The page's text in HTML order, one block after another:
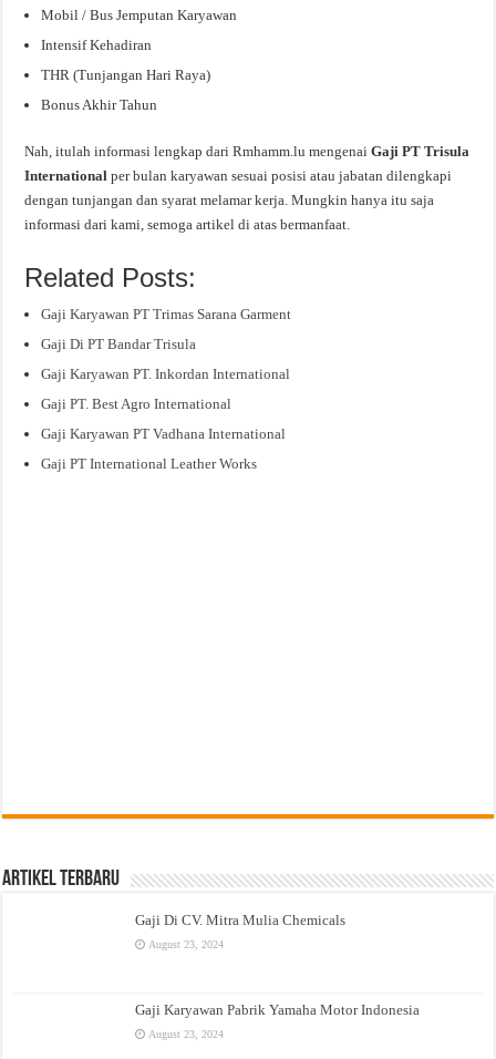
Mobil / Bus Jemputan Karyawan
Intensif Kehadiran
THR (Tunjangan Hari Raya)
Bonus Akhir Tahun
Nah, itulah informasi lengkap dari Rmhamm.lu mengenaiGaji PT Trisula
Internationalper bulan karyawan sesuai posisi atau jabatan dilengkapi
dengan tunjangan dan syarat melamar kerja. Mungkin hanya itu saja
informasi dari kami, semoga artikel di atas bermanfaat.
Related Posts:
Gaji Karyawan PT Trimas Sarana Garment
Gaji Di PT Bandar Trisula
Gaji Karyawan PT. Inkordan International
Gaji PT. Best Agro International
Gaji Karyawan PT Vadhana International
Gaji PT International Leather Works
Artikel Terbaru
Gaji Di CV. Mitra Mulia Chemicals
August 23, 2024
Gaji Karyawan Pabrik Yamaha Motor Indonesia
August 23, 2024